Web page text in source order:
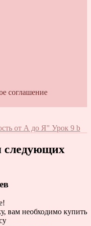
соглашение
от А до Я" Урок 9 b
следующих
вам необходимо купить